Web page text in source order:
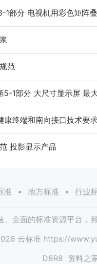
部分 电视机用彩色矩阵
范
1部分 大尺寸显示屏 最
终端和南向接口技术要
投影显示产品
准 地方标准 行业
、全面的标准资源平台，
云标准 https://
D8R8 资料之